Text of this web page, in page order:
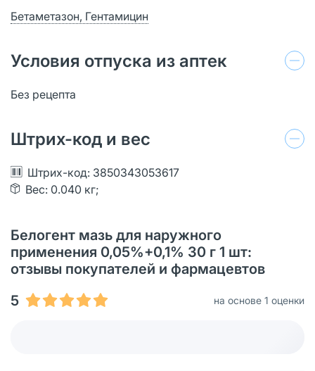
Бетаметазон, Гентамицин
Условия отпуска из аптек
Без рецепта
Штрих-код и вес
Штрих-код: 3850343053617
Вес: 0.040 кг;
Белогент мазь для наружного
применения 0,05%+0,1% 30 г 1 шт:
отзывы покупателей и фармацевтов
5
на основе 1 оценки